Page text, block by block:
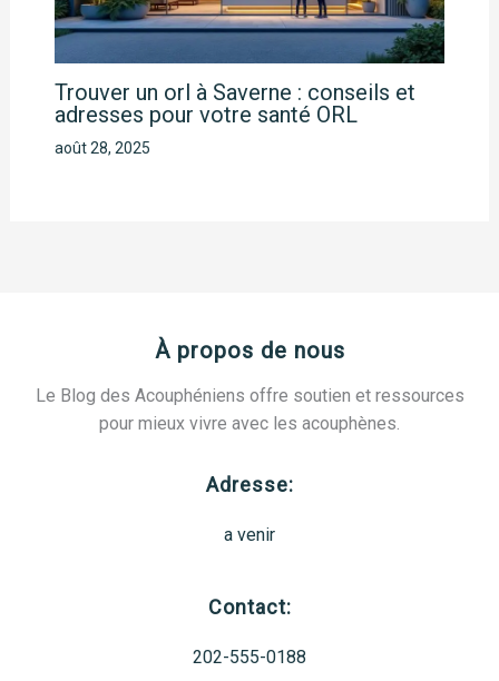
Trouver un orl à Saverne : conseils et
adresses pour votre santé ORL
août 28, 2025
À propos de nous
Le Blog des Acouphéniens offre soutien et ressources
pour mieux vivre avec les acouphènes.
Adresse:
a venir
Contact:
202-555-0188